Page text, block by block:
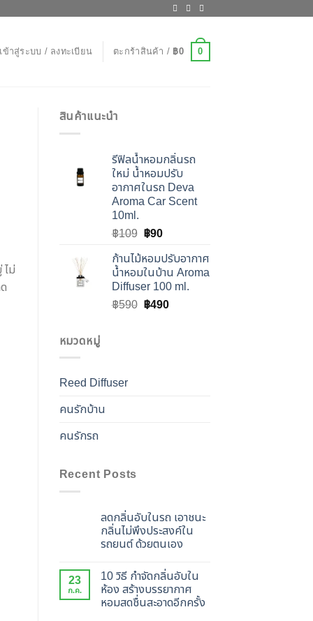
เข้าสู่ระบบ / ลงทะเบียน ตะกร้าสินค้า / ฿0 0
ไม่
สินค้าแนะนำ
รีฟิลน้ำหอมกลิ่นรถ
ใหม่ น้ำหอมปรับ
อากาศในรถ Deva
Aroma Car Scent
10ml.
฿109 Original
was:
฿109.
฿90Current
is:
฿90.
ก้านไม้หอมปรับอากาศ
น้ำหอมในบ้าน Aroma
Diffuser 100 ml.
฿590 Original
฿490Current
หมวดหมู่
Reed Diffuser
คนรักบ้าน
คนรักรถ
Recent Posts
ลดกลิ่นอับในรถ เอาชนะ
กลิ่นไม่พึงประสงค์ใน
รถยนต์ ด้วยตนเอง
23
ก.ค.
10 วิธี กำจัดกลิ่นอับใน
ห้อง สร้างบรรยากาศ
หอมสดชื่นสะอาดอีกครั้ง